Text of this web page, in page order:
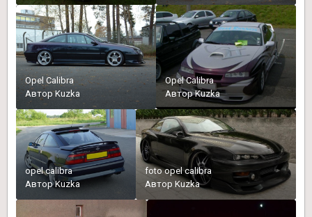
Opel Calibra
АвторKuzka
Opel Calibra
АвторKuzka
opel calibra
АвторKuzka
foto opel calibra
АвторKuzka